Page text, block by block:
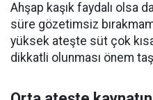
Ahşap kaşık faydalı olsa
süre gözetimsiz
yüksek ateşte süt çok
dikkatli olunması önem